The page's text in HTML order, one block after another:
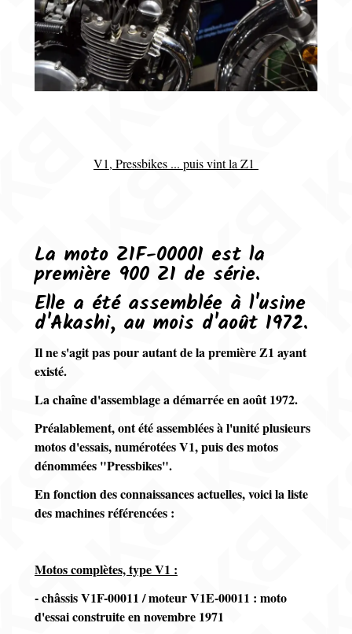
V1, Pressbikes ... puis vint la Z1
La moto Z1F-00001 est la
première 900 Z1 de série.
Elle a été assemblée à l'usine
d'Akashi, au mois d'août 1972.
Il ne s'agit pas pour autant de la première Z1 ayant
existé.
La chaîne d'assemblage a démarrée en août 1972.
Préalablement, ont été assemblées à l'unité plusieurs
motos d'essais, numérotées V1, puis des motos
dénommées "Pressbikes".
En fonction des connaissances actuelles, voici la liste
des machines référencées :
Motos complètes, type V1 :
- châssis V1F-00011 / moteur V1E-00011 : moto
d'essai construite en novembre 1971